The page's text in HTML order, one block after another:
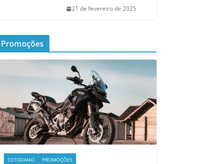
21 de fevereiro de 2025
Promoções
COTIDIANO PROMOÇÕES